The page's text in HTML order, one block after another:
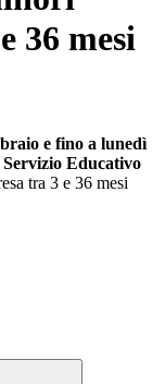
36 mesi
e fino a lunedì
Servizio Educativo
tra 3 e 36 mesi